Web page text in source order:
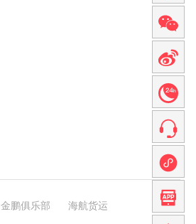
金鹏俱乐部 海航货运